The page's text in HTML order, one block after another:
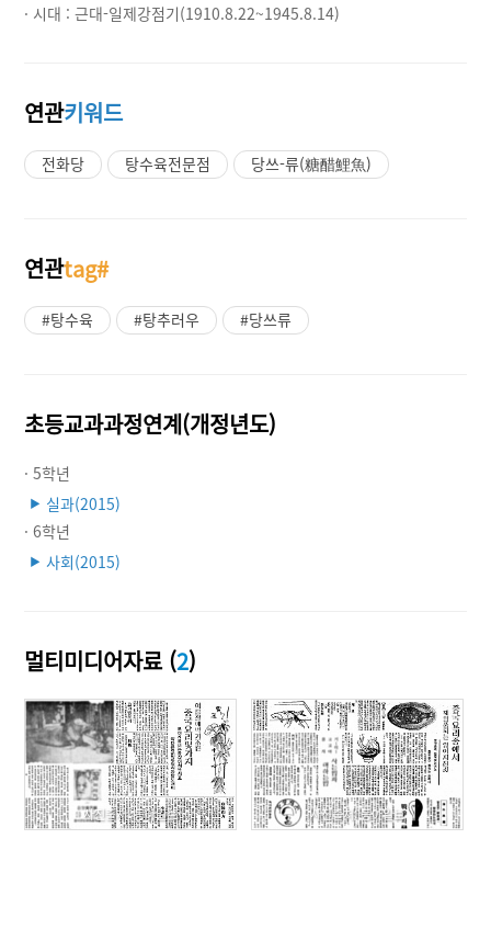
· 시대 :근대-일제강점기(1910.8.22~1945.8.14)
연관키워드
전화당 탕수육전문점 당쓰-류(糖醋鯉魚)
연관tag#
#탕수육 #탕추러우 #당쓰류
초등교과과정연계(개정년도)
· 5학년
▶ 실과(2015)
· 6학년
▶ 사회(2015)
멀티미디어자료 (2)
사진출처: 동아일보 사진출처: 동아일보